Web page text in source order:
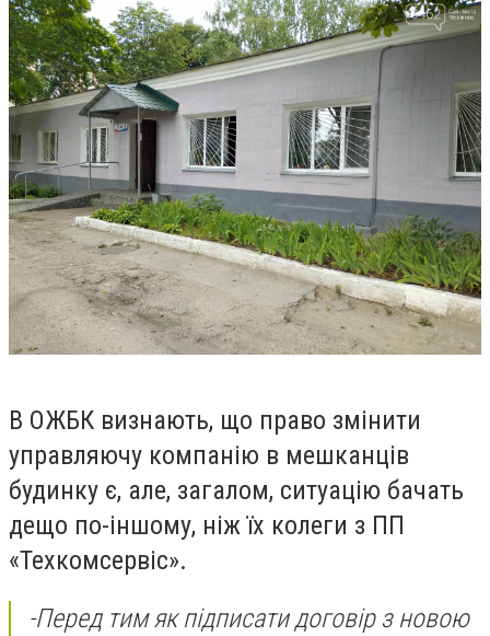
В ОЖБК визнають, що право змінити
управляючу компанію в мешканців
будинку є, але, загалом, ситуацію бачать
дещо по-іншому, ніж їх колеги з ПП
«Техкомсервіс».
-Перед тим як підписати договір з новою